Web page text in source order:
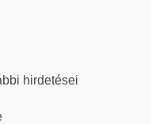
hirdetései